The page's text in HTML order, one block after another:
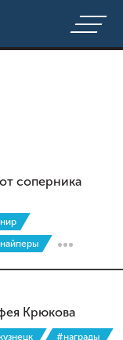
соперника
Крюкова
#награды